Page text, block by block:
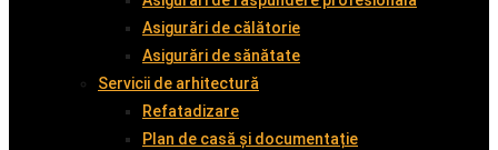
Asigurări de călătorie
Asigurări de sănătate
Servicii de arhitectură
Refatadizare
Plan de casă și documentație